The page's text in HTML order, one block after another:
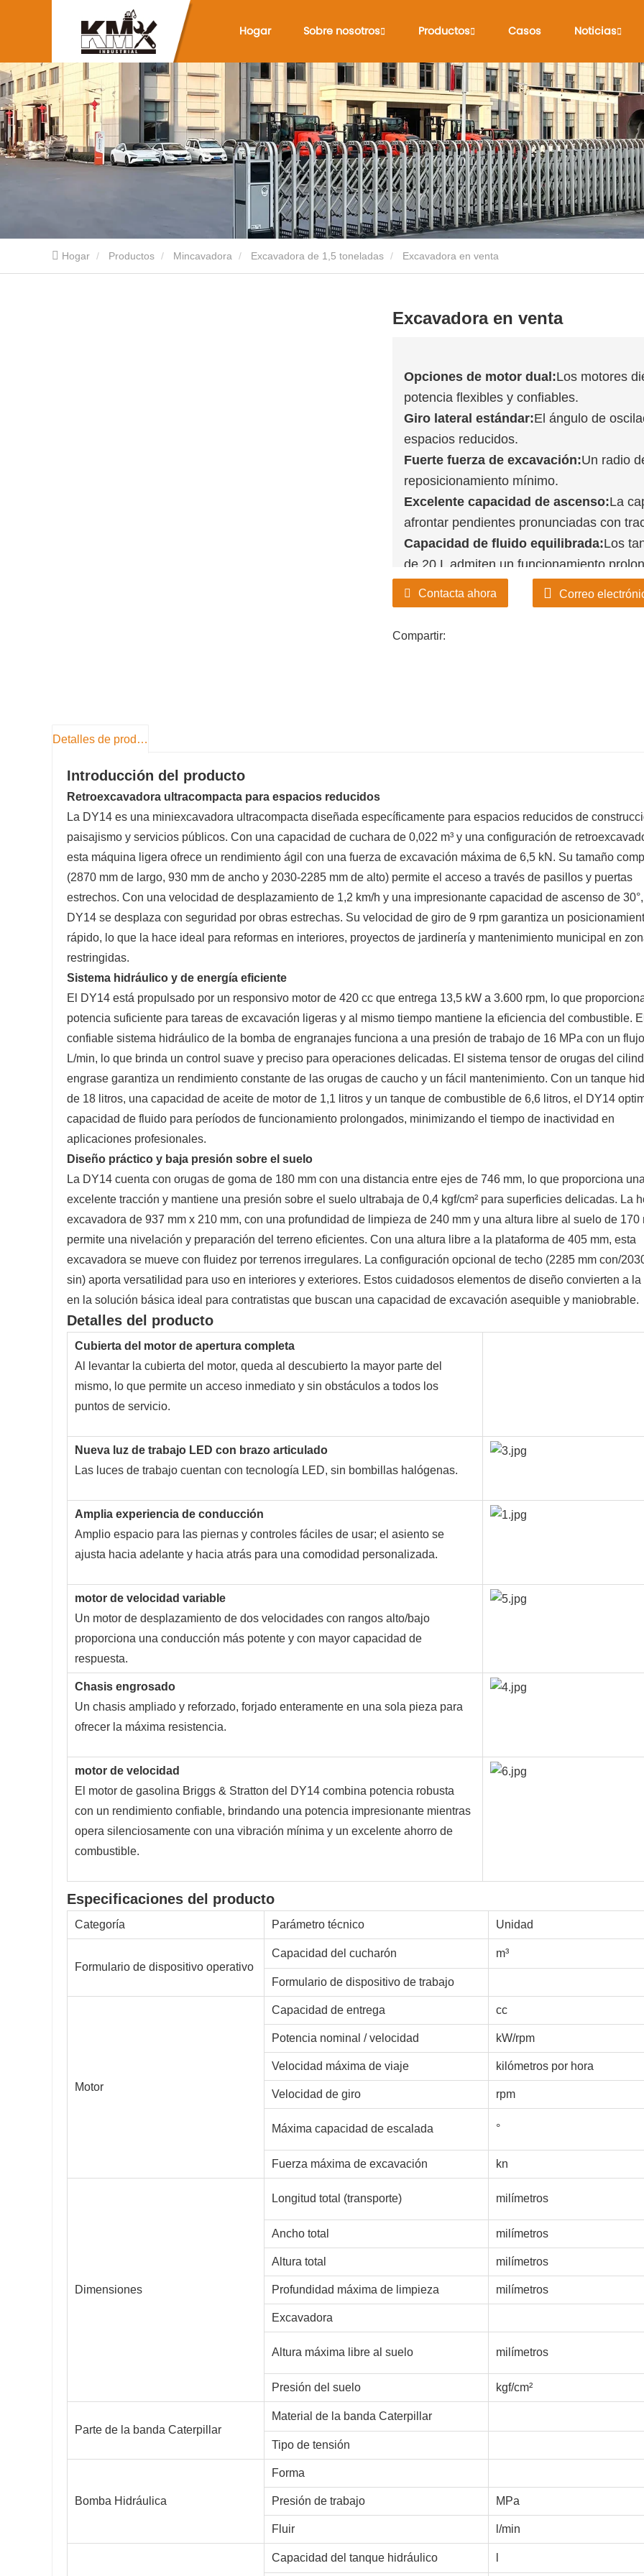
Hogar Sobre nosotros Productos Casos Noticias
Hogar Productos Mincavadora Excavadora de 1,5 toneladas Excavadora en venta
Excavadora en venta
Opciones de motor dual:Los motores
potencia flexibles y confiables.
Giro lateral estándar:El ángulo de
espacios reducidos.
Fuerte fuerza de excavación:Un radio
reposicionamiento mínimo.
Excelente capacidad de ascenso:La
afrontar pendientes pronunciadas con
Capacidad de fluido equilibrada:Los
de 20 L admiten un funcionamiento
Contacta ahora Correo
Compartir:
Detalles de producto
Introducción del producto
Retroexcavadora ultracompacta para espacios reducidos
La DY14 es una miniexcavadora ultracompacta diseñada específicamente para espacios reducidos de
paisajismo y servicios públicos. Con una capacidad de cuchara de 0,022 m³ y una configuración de
esta máquina ligera ofrece un rendimiento ágil con una fuerza de excavación máxima de 6,5 kN. Su tamaño
(2870 mm de largo, 930 mm de ancho y 2030-2285 mm de alto) permite el acceso a través de pasillos y puertas
estrechos. Con una velocidad de desplazamiento de 1,2 km/h y una impresionante capacidad de ascenso de
DY14 se desplaza con seguridad por obras estrechas. Su velocidad de giro de 9 rpm garantiza un
rápido, lo que la hace ideal para reformas en interiores, proyectos de jardinería y mantenimiento municipal en
restringidas.
Sistema hidráulico y de energía eficiente
El DY14 está propulsado por un responsivo motor de 420 cc que entrega 13,5 kW a 3.600 rpm, lo que
potencia suficiente para tareas de excavación ligeras y al mismo tiempo mantiene la eficiencia del combustible. El
confiable sistema hidráulico de la bomba de engranajes funciona a una presión de trabajo de 16 MPa con un
L/min, lo que brinda un control suave y preciso para operaciones delicadas. El sistema tensor de orugas del
engrase garantiza un rendimiento constante de las orugas de caucho y un fácil mantenimiento. Con un tanque
de 18 litros, una capacidad de aceite de motor de 1,1 litros y un tanque de combustible de 6,6 litros, el DY14
capacidad de fluido para períodos de funcionamiento prolongados, minimizando el tiempo de inactividad en
aplicaciones profesionales.
Diseño práctico y baja presión sobre el suelo
La DY14 cuenta con orugas de goma de 180 mm con una distancia entre ejes de 746 mm, lo que proporciona una
excelente tracción y mantiene una presión sobre el suelo ultrabaja de 0,4 kgf/cm² para superficies delicadas. La
excavadora de 937 mm x 210 mm, con una profundidad de limpieza de 240 mm y una altura libre al suelo de 170
permite una nivelación y preparación del terreno eficientes. Con una altura libre a la plataforma de 405 mm, esta
excavadora se mueve con fluidez por terrenos irregulares. La configuración opcional de techo (2285 mm con/
sin) aporta versatilidad para uso en interiores y exteriores. Estos cuidadosos elementos de diseño convierten a
en la solución básica ideal para contratistas que buscan una capacidad de excavación asequible y maniobrable.
Detalles del producto
Cubierta del motor de apertura completa
Al levantar la cubierta del motor, queda al descubierto la mayor parte del
mismo, lo que permite un acceso inmediato y sin obstáculos a todos los
puntos de servicio.
Nueva luz de trabajo LED con brazo articulado
Las luces de trabajo cuentan con tecnología LED, sin bombillas halógenas.
Amplia experiencia de conducción
Amplio espacio para las piernas y controles fáciles de usar; el asiento se
ajusta hacia adelante y hacia atrás para una comodidad personalizada.
motor de velocidad variable
Un motor de desplazamiento de dos velocidades con rangos alto/bajo
proporciona una conducción más potente y con mayor capacidad de
respuesta.
Chasis engrosado
Un chasis ampliado y reforzado, forjado enteramente en una sola pieza para
ofrecer la máxima resistencia.
motor de velocidad
El motor de gasolina Briggs & Stratton del DY14 combina potencia robusta
con un rendimiento confiable, brindando una potencia impresionante mientras
opera silenciosamente con una vibración mínima y un excelente ahorro de
combustible.
Especificaciones del producto
Categoría Parámetro técnico Unidad
Formulario de dispositivo operativo
Capacidad del cucharón m³
Formulario de dispositivo de trabajo
Motor
Capacidad de entrega cc
Potencia nominal / velocidad kW/rpm
Velocidad máxima de viaje kilómetros por hora
Velocidad de giro rpm
Máxima capacidad de escalada °
Fuerza máxima de excavación kn
Dimensiones
Longitud total (transporte) milímetros
Ancho total milímetros
Altura total milímetros
Profundidad máxima de limpieza milímetros
Excavadora
Altura máxima libre al suelo milímetros
Presión del suelo kgf/cm²
Parte de la banda Caterpillar
Material de la banda Caterpillar
Tipo de tensión
Bomba Hidráulica
Forma
Presión de trabajo MPa
Fluir l/min
Capacidad del tanque hidráulico